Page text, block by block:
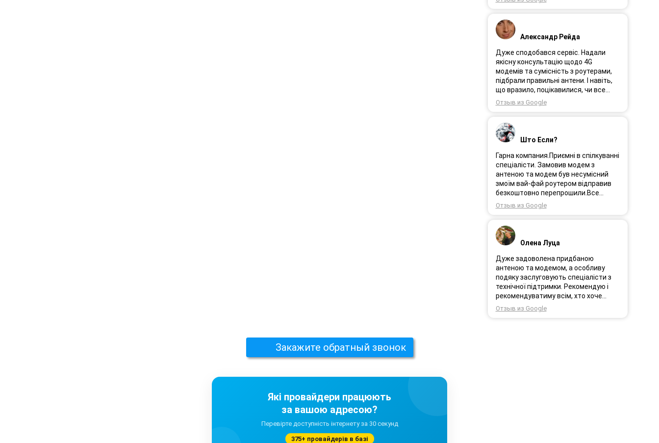
відсутній. І ось я в Інтернеті побачила
підкорило це тестовий період 1 міс, я
вирішила спробувати ще раз.
Надіслала заявку зімною зв’язалася
менеджер Олеся дуже привітна
дівчина розповіла все детально і
порадила хороший пристрій.
Замовлення прийшло через день і я
поїхала встановлювати інтернет.
Олеся була на зв’язоку і все
допомагала. І ось інтернет працює як
вмісті все супер. Я дуже задоволена.
Дякую менеджеру Олесі яка
турботу. Дякую. Рекомендую .
Александр Рейда
Дуже сподобався сервіс. Надали
якісну консультацію щодо 4G
модемів та сумісність з роутерами,
підбрали правильні антени. І навіть,
що вразило, поцікавилися, чи все
гаразд після впровадження
обладнання в експлуатацію та чи
Дуже рекомендую!
Отзыв из Google
Што Если?
Гарна компания.Приємні в спілкуванні
спеціалісти. Замовив модем з
антеною та модем був несумісний
змоїм вай-фай роутером відправив
безкоштовно перепрошили.Все
працює.
Отзыв из Google
Олена Луца
Дуже задоволена придбаною
антеною та модемом, а особливу
подяку заслуговують спеціалісти з
технічної підтримки. Рекомендую і
рекомендуватиму всім, хто хоче
користуватись безпровідним
Отзыв из Google
Закажите обратный звонок
Які провайдери працюють
за вашою адресою?
Перевірте доступність інтернету за 30 секунд
375+ провайдерів в базі